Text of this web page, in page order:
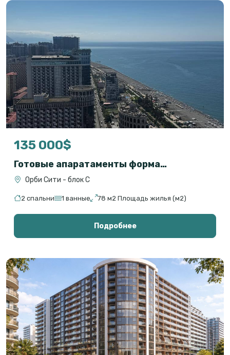
135 000$
Готовые апаратаменты формата 2+1 на первой линии с прямым видом на море
Орби Сити - блок С
2 спальни 1 ванные 78 м2 Площадь жилья (м2)
Подробнее